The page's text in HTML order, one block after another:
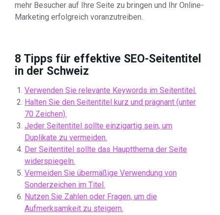
mehr Besucher auf Ihre Seite zu bringen und Ihr Online-
Marketing erfolgreich voranzutreiben.
8 Tipps für effektive SEO-Seitentitel
in der Schweiz
Verwenden Sie relevante Keywords im Seitentitel.
Halten Sie den Seitentitel kurz und prägnant (unter
70 Zeichen).
Jeder Seitentitel sollte einzigartig sein, um
Duplikate zu vermeiden.
Der Seitentitel sollte das Hauptthema der Seite
widerspiegeln.
Vermeiden Sie übermäßige Verwendung von
Sonderzeichen im Titel.
Nutzen Sie Zahlen oder Fragen, um die
Aufmerksamkeit zu steigern.